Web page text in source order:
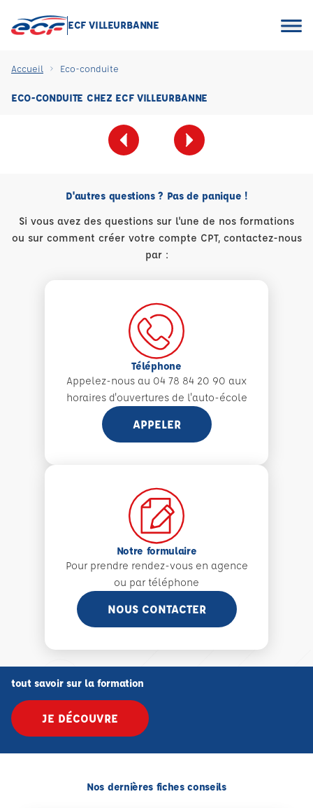
ECF VILLEURBANNE
Accueil Eco-conduite
ECO-CONDUITE CHEZ ECF VILLEURBANNE
D'autres questions ? Pas de panique !
Si vous avez des questions sur l'une de nos formations
ou sur comment créer votre compte CPT, contactez-nous
par :
Téléphone
Appelez-nous au 04 78 84 20 90 aux
horaires d'ouvertures de l'auto-école
APPELER
Notre formulaire
Pour prendre rendez-vous en agence
ou par téléphone
NOUS CONTACTER
tout savoir sur la formation
JE DÉCOUVRE
Nos dernières fiches conseils